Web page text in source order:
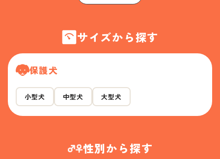
サイズから探す
保護犬
小型犬 中型犬 大型犬
性別から探す